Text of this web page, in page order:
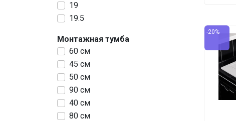
19
19.5
Монтажная тумба
60 см
45 см
50 см
90 см
40 см
80 см
-20%